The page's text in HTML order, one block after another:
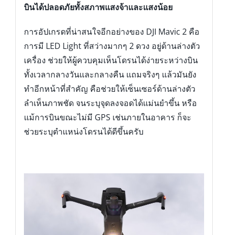
บินได้ปลอดภัยทั้งสภาพแสงจ้าและแสงน้อย
การอัปเกรดที่น่าสนใจอีกอย่างของ DJI Mavic 2 คือ
การมี LED Light ที่สว่างมากๆ 2 ดวง อยู่ด้านล่างตัว
เครื่อง ช่วยให้ผู้ควบคุมเห็นโดรนได้ง่ายระหว่างบิน
ทั้งเวลากลางวันและกลางคืน แถมจริงๆ แล้วมันยัง
ทำอีกหน้าที่สำคัญ คือช่วยให้เซ็นเซอร์ด้านล่างตัว
ลำเห็นภาพชัด จนระบุจุดลงจอดได้แม่นยำขึ้น หรือ
แม้การบินขณะไม่มี GPS เช่นภายในอาคาร ก็จะ
ช่วยระบุตำแหน่งโดรนได้ดีขึ้นครับ